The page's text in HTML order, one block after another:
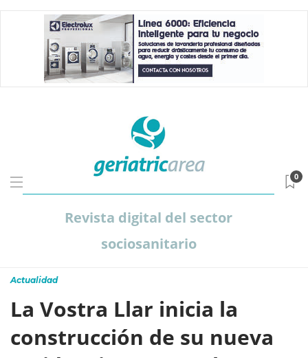
Revista digital del sector
sociosanitario
0
Actualidad
La Vostra Llar inicia la
construcción de su nueva